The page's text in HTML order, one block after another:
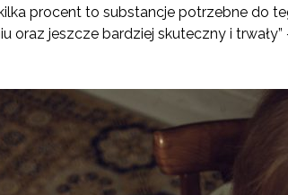
procent to substancje potrzebne do
oraz jeszcze bardziej skuteczny i trwały”